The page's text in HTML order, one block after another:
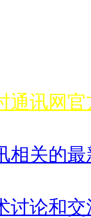
通讯网
相关的
讨论和